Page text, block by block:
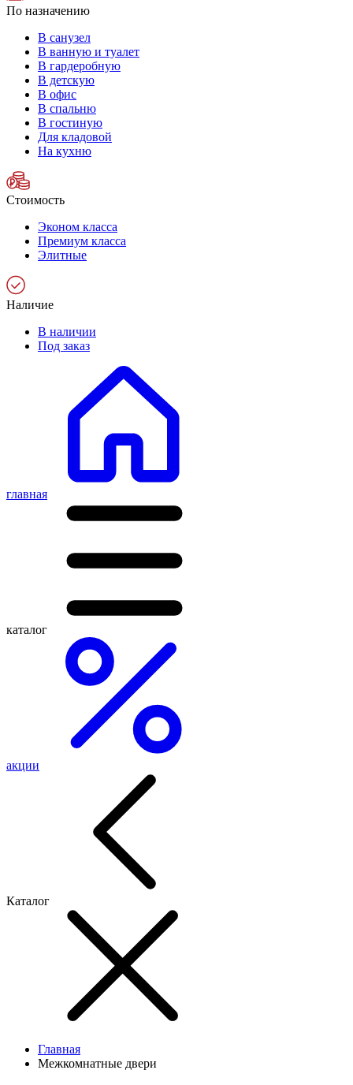
По назначению
В санузел
В ванную и туалет
В гардеробную
В детскую
В офис
В спальню
В гостиную
Для кладовой
На кухню
Стоимость
Эконом класса
Премиум класса
Элитные
Наличие
В наличии
Под заказ
главная
каталог
акции
Каталог
Главная
Межкомнатные двери